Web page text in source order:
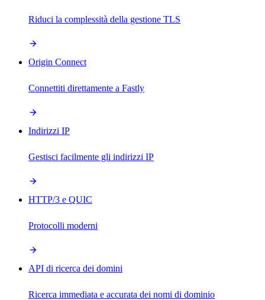
Riduci la complessità della gestione TLS
Origin Connect
Connettiti direttamente a Fastly
Indirizzi IP
Gestisci facilmente gli indirizzi IP
HTTP/3 e QUIC
Protocolli moderni
API di ricerca dei domini
Ricerca immediata e accurata dei nomi di dominio